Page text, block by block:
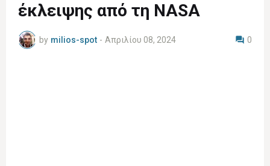
έκλειψης από τη NASA
by milios-spot - Απριλίου 08, 2024 0